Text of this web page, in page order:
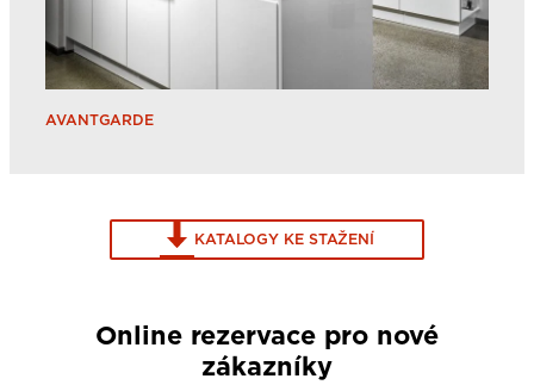
AVANTGARDE
KATALOGY KE STAŽENÍ
Online rezervace pro nové
zákazníky